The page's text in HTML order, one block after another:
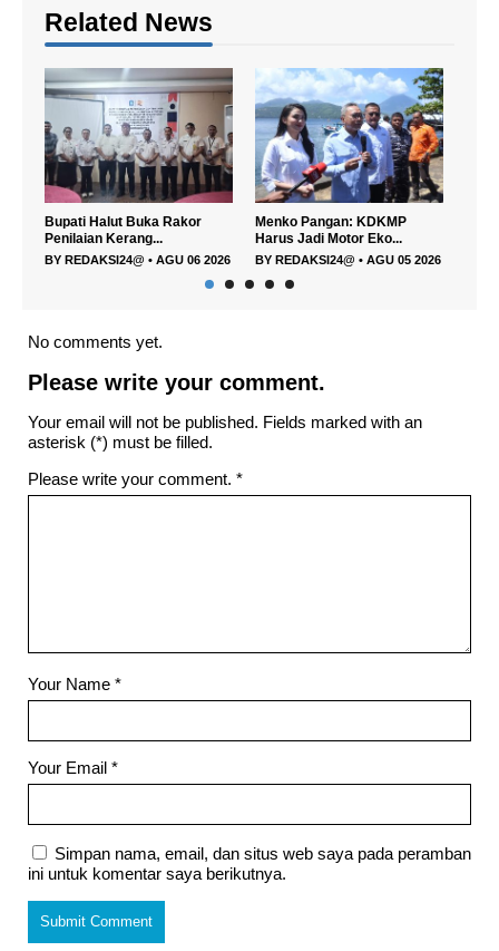
Related News
Rakor
AGU 06 2026
Menko Pangan: KDKMP
Harus Jadi Motor Eko...
BYREDAKSI24@ •AGU 05 2026
Wakil Bupati Halmahera
Utara Hadiri Semi...
BYREDAKSI24@ •AGU 05
No comments yet.
Please write your comment.
Your email will not be published. Fields marked with an
asterisk (*) must be filled.
Please write your comment. *
Your Name *
Your Email *
Simpan nama, email, dan situs web saya pada peramban
ini untuk komentar saya berikutnya.